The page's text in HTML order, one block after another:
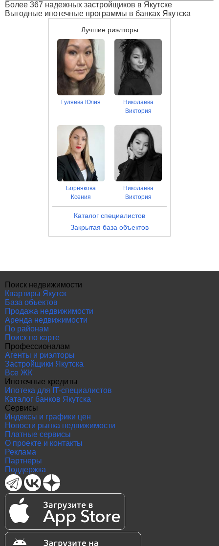
Более 367 надежных застройщиков в Якутске
Выгодные ипотечные программы в банках Якутска
Лучшие риэлторы
Гуляева Юлия
Николаева
Виктория
Борнякова
Ксения
Николаева
Виктория
Каталог специалистов
Закрытая база объектов
Поиск недвижимости
Квартиры Якутск
База объектов
Продажа недвижимости
Аренда недвижимости
По районам
Поиск по карте
Профессионалам
Агенты и риэлторы
Застройщики Якутска
Все ЖК
Ипотечные кредиты
Ипотека для IT-специалистов
Каталог банков Якутска
Сервисы
Индексы и графики цен
Новости рынка недвижимости
Платные сервисы
О проекте и контакты
Реклама
Партнеры
Поддержка